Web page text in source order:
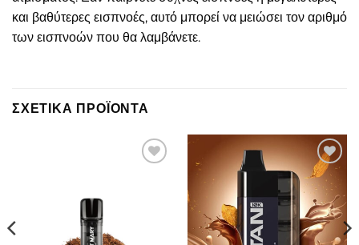
και βαθύτερες εισπνοές, αυτό μπορεί να μειώσει τον αριθμό
των εισπνοών που θα λαμβάνετε.
ΣΧΕΤΙΚΆ ΠΡΟΪΌΝΤΑ
Πρόσθήκη
στην λίστα
επιθυμιών